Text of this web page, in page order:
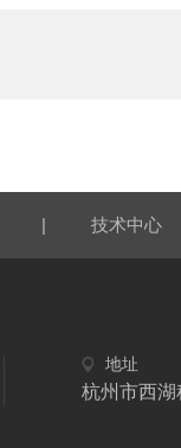
| 技术中心
地址
杭州市西